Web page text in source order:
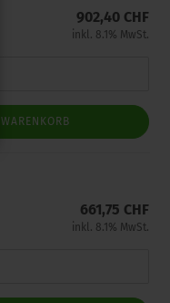
902,40 CHF
inkl. 8.1% MwSt.
661,75 CHF
inkl. 8.1% MwSt.